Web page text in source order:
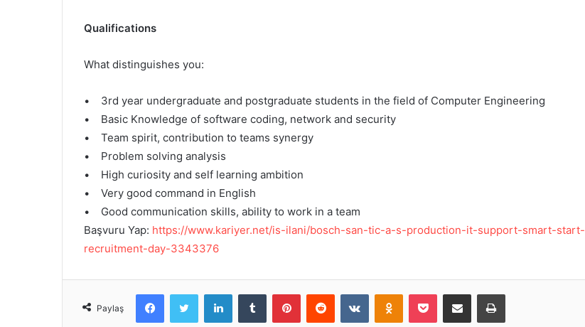
Qualifications
What distinguishes you:
• 3rd year undergraduate and postgraduate students in the field of Computer Engineering
• Basic Knowledge of software coding, network and security
• Team spirit, contribution to teams synergy
• Problem solving analysis
• High curiosity and self learning ambition
• Very good command in English
• Good communication skills, ability to work in a team
Başvuru Yap: https://www.kariyer.net/is-ilani/bosch-san-tic-a-s-production-it-support-smart-start-
recruitment-day-3343376
Paylaş